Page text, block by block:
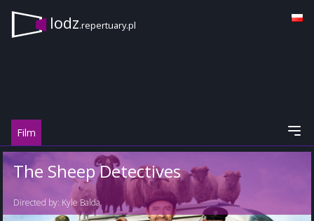
lodz.repertuary.pl
Film
The Sheep Detectives
Directed by: Kyle Balda